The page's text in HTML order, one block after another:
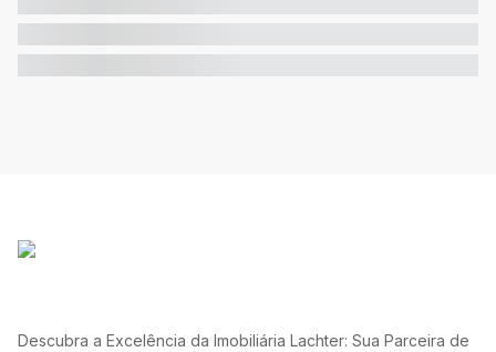
Descubra a Excelência da Imobiliária Lachter: Sua Parceira de